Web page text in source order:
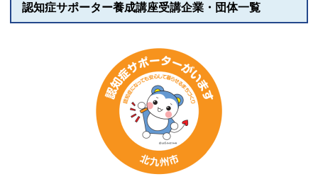
認知症サポーター養成講座受講企業・団体一覧